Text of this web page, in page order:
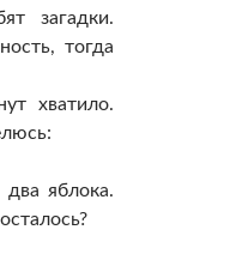
загадки.
тогда
хватило.
яблока.